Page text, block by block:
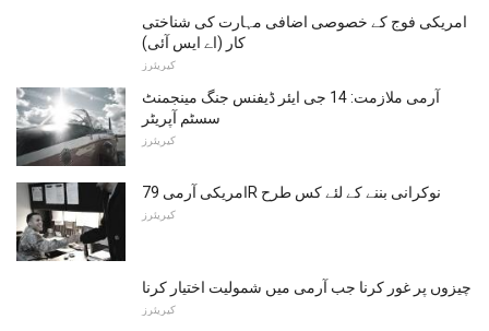
امریکی فوج کے خصوصی اضافی مہارت کی شناختی
کار (اے ایس آئی)
کیریئرز
آرمی ملازمت: 14 جی ایئر ڈیفنس جنگ مینجمنٹ
سسٹم آپریٹر
کیریئرز
امریکی آرمی 79R نوکرانی بننے کے لئے کس طرح
کیریئرز
چیزوں پر غور کرنا جب آرمی میں شمولیت اختیار کرنا
کیریئرز